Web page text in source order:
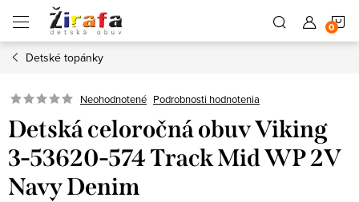
obsah
Detské topánky
Neohodnotené Podrobnosti hodnotenia
Detská celoročná obuv Viking
3-53620-574 Track Mid WP 2V
Navy Denim